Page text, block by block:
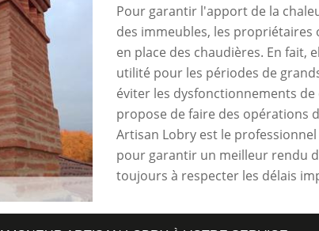
Pour garantir l'apport de la
des immeubles, les
en place des chaudières. En fait,
utilité pour les périodes de
éviter les dysfonctionnements
propose de faire des opérations
Artisan Lobry est le
pour garantir un meilleur rendu
toujours à respecter les délais